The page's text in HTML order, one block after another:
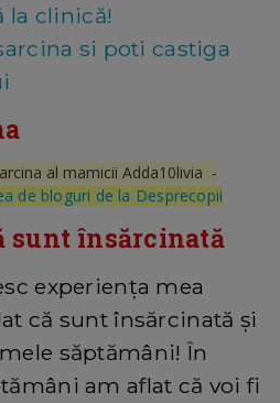
la clinică!
si poti castiga
al mamicii Adda10livia -
de bloguri de la Desprecopii
sunt însărcinată
experiența mea
că sunt însărcinată și
săptămâni! În
am aflat că voi fi